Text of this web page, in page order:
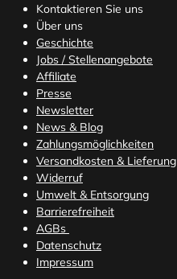
Kontaktieren Sie uns
Über uns
Geschichte
Jobs / Stellenangebote
Affiliate
Presse
Newsletter
News & Blog
Zahlungsmöglichkeiten
Versandkosten & Lieferung
Widerruf
Umwelt & Entsorgung
Barrierefreiheit
AGBs
Datenschutz
Impressum